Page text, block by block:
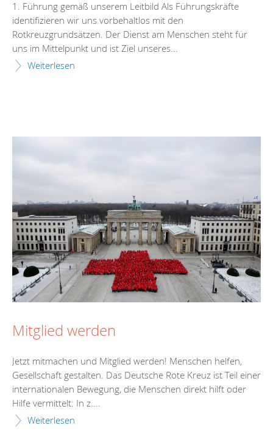
1. Führung gemäß unserem Leitbild Als Führungskräfte
identifizieren wir uns vorbehaltlos mit den
Rotkreuzgrundsätzen. Der Dienst am Menschen steht für
uns im Mittelpunkt und ist Ziel unseres...
Weiterlesen
Mitglied werden
Jetzt mitmachen und Mitglied werden! Menschen helfen,
Gesellschaft gestalten. Das Deutsche Rote Kreuz ist Teil einer
internationalen Bewegung, die Menschen direkt hilft oder
Hilfe vermittelt: In z....
Weiterlesen